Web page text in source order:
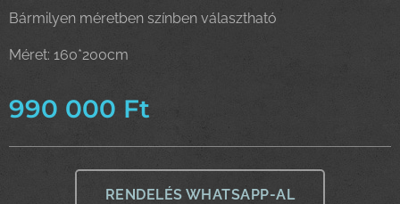
Bármilyen méretben színben választható
Méret: 160*200cm
990 000 Ft
RENDELÉS WHATSAPP-AL